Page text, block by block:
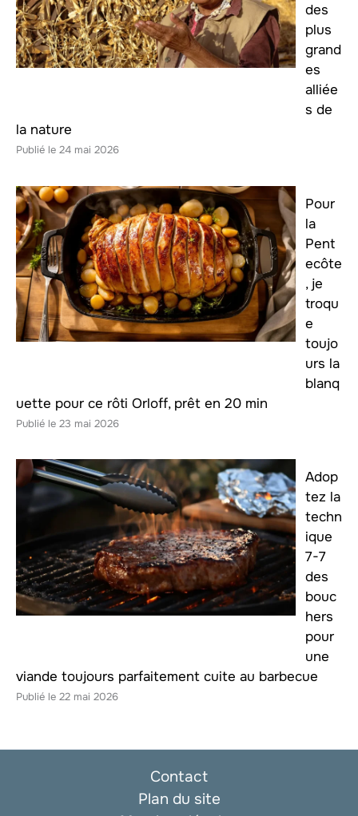
des
plus
grand
es
alliée
s de
la nature
24 mai 2026
Pour
la
Pent
ecôte
, je
troqu
e
toujo
urs la
blanq
uette pour ce rôti Orloff, prêt en 20 min
23 mai 2026
Adop
tez la
techn
ique
7-7
des
bouc
hers
pour
une
viande toujours parfaitement cuite au barbecue
22 mai 2026
Contact
Plan du site